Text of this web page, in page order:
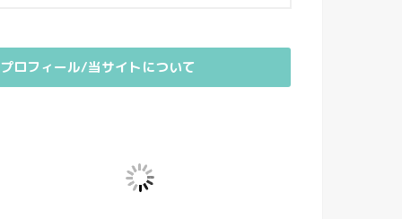
プロフィール/当サイトについて